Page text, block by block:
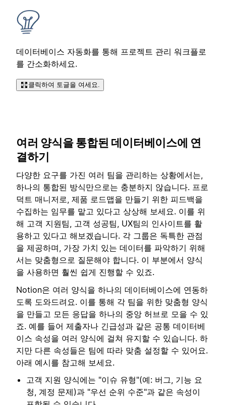
데이터베이스 자동화를 통해 프로젝트 관리 워크플로
를 간소화하세요.
클릭하여 토글을 여세요.
여러 양식을 통합된 데이터베이스에 연
결하기
다양한 요구를 가진 여러 팀을 관리하는 상황에서는,
하나의 통합된 방식만으로는 충분하지 않습니다. 프로
덕트 매니저로, 제품 로드맵을 만들기 위한 피드백을
수집하는 임무를 맡고 있다고 상상해 보세요. 이를 위
해 고객 지원팀, 고객 성공팀, UX팀의 인사이트를 활
용하고 있다고 해보겠습니다. 각 그룹은 독특한 관점
을 제공하며, 가장 가치 있는 데이터를 파악하기 위해
서는 맞춤형으로 질문해야 합니다. 이 부분에서 양식
을 사용하면 훨씬 쉽게 진행할 수 있죠.
Notion은 여러 양식을 하나의 데이터베이스에 연동하
도록 도와드려요. 이를 통해 각 팀을 위한 맞춤형 양식
을 만들고 모든 응답을 하나의 중앙 허브로 모을 수 있
죠. 예를 들어 제출자나 긴급성과 같은 공통 데이터베
이스 속성을 여러 양식에 걸쳐 유지할 수 있습니다. 하
지만 다른 속성들은 팀에 따라 맞춤 설정할 수 있어요.
아래 예시를 참고해 보세요.
고객 지원 양식에는 "이슈 유형"(예: 버그, 기능 요
청, 계정 문제)과 "우선 순위 수준"과 같은 속성이